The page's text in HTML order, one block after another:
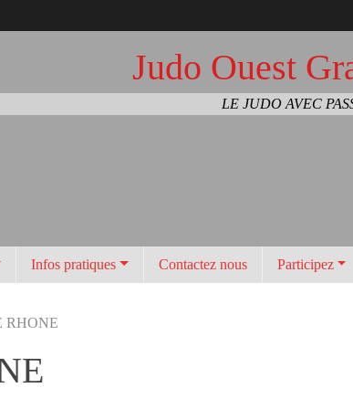
Judo Ouest
LE JUDO AVEC
Infos pratiques Contactez nous Participez
RHONE